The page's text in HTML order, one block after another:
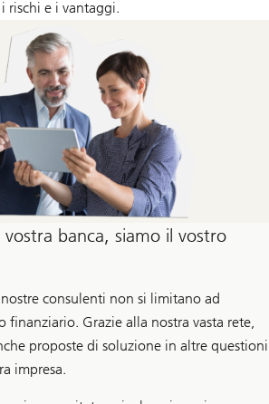
rischi e i vantaggi.
banca, siamo il vostro
consulenti non si limitano ad
finanziario. Grazie alla nostra vasta rete,
proposte di soluzione in altre questioni
impresa.